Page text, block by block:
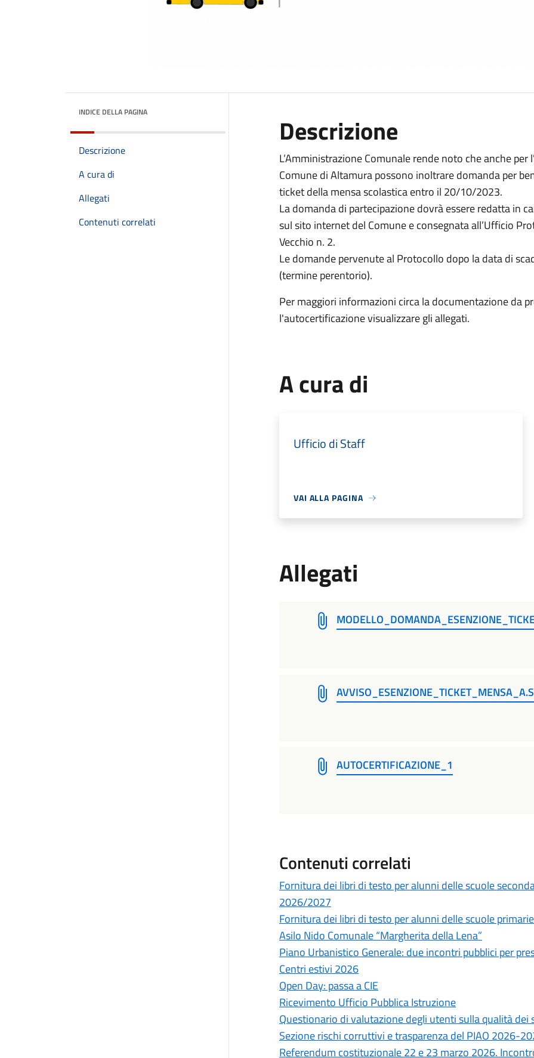
INDICE DELLA PAGINA
Descrizione
A cura di
Allegati
Contenuti correlati
Descrizione
L’Amministrazione Comunale rende noto che anche
Comune di Altamura possono inoltrare domanda per
ticket della mensa scolastica entro il 20/10/2023.
La domanda di partecipazione dovrà essere redatta in
sul sito internet del Comune e consegnata all’Ufficio
Vecchio n. 2.
Le domande pervenute al Protocollo dopo la data di
(termine perentorio).
Per maggiori informazioni circa la documentazione da
l'autocertificazione visualizzare gli allegati.
A cura di
Ufficio di Staff
VAI ALLA PAGINA
Allegati
AUTOCERTIFICAZIONE_1
Contenuti correlati
Fornitura dei libri di testo per alunni delle scuole
2026/2027
Fornitura dei libri di testo per alunni delle scuole
Asilo Nido Comunale “Margherita della Lena”
Piano Urbanistico Generale: due incontri pubblici per
Centri estivi 2026
Open Day: passa a CIE
Ricevimento Ufficio Pubblica Istruzione
Questionario di valutazione degli utenti sulla qualità dei
Sezione rischi corruttivi e trasparenza del PIAO 2026-
Referendum costituzionale 22 e 23 marzo 2026.